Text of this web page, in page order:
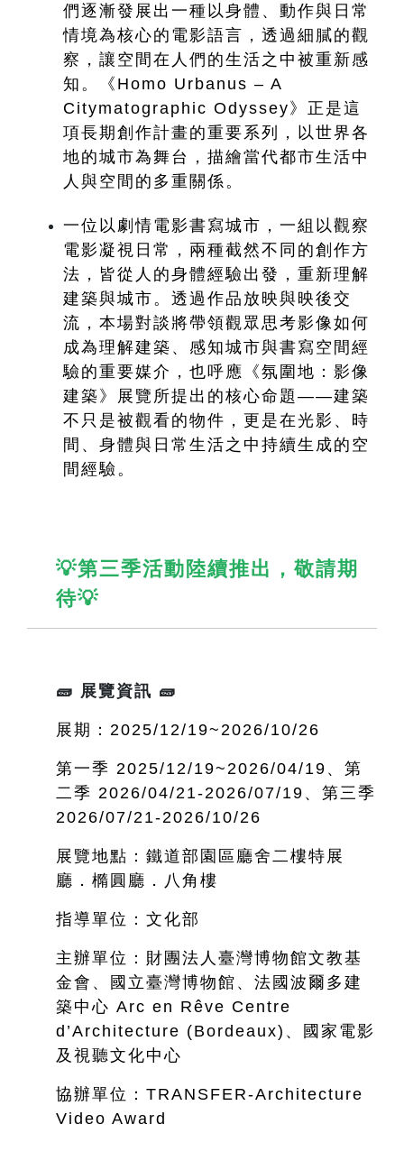
們逐漸發展出一種以身體、動作與日常
情境為核心的電影語言，透過細膩的觀
察，讓空間在人們的生活之中被重新感
知。《Homo Urbanus – A
Citymatographic Odyssey》正是這
項長期創作計畫的重要系列，以世界各
地的城市為舞台，描繪當代都市生活中
人與空間的多重關係。
一位以劇情電影書寫城市，一組以觀察
電影凝視日常，兩種截然不同的創作方
法，皆從人的身體經驗出發，重新理解
建築與城市。透過作品放映與映後交
流，本場對談將帶領觀眾思考影像如何
成為理解建築、感知城市與書寫空間經
驗的重要媒介，也呼應《氛圍地：影像
建築》展覽所提出的核心命題——建築
不只是被觀看的物件，更是在光影、時
間、身體與日常生活之中持續生成的空
間經驗。
💡第三季活動陸續推出，敬請期
待💡
🧱 展覽資訊 🧱
展期：2025/12/19~2026/10/26
第一季 2025/12/19~ 2026/04/19、第
二季 2026/04/21-2026/07/19、第三季
2026/07/21-2026/10/26
展覽地點：鐵道部園區廳舍二樓特展
廳．橢圓廳．八角樓
指導單位：文化部
主辦單位：財團法人臺灣博物館文教基
金會、國立臺灣博物館、法國波爾多建
築中心 Arc en Rêve Centre
d’Architecture (Bordeaux)、國家電影
及視聽文化中心
協辦單位：TRANSFER-Architecture
Video Award